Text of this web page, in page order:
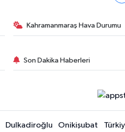
Kahramanmaraş Hava Durumu
Son Dakika Haberleri
Dulkadiroğlu Onikişubat